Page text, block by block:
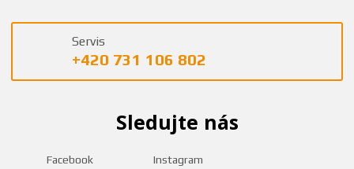
Servis
+420 731 106 802
Sledujte nás
Facebook Instagram